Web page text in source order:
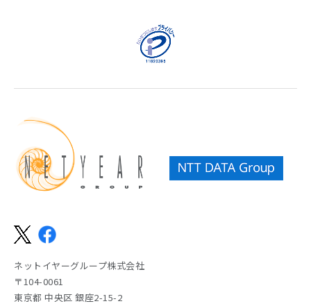
ネットイヤーグループ株式会社
〒104-0061
東京都 中央区 銀座2-15-2